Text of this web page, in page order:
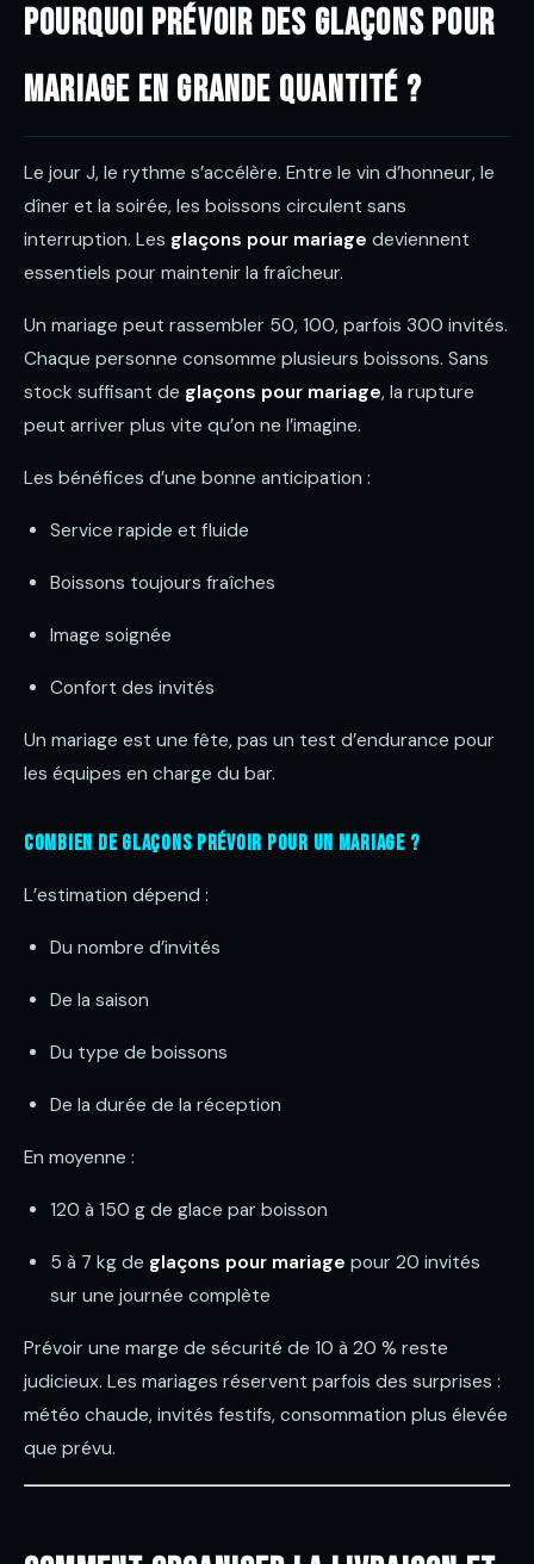
Pourquoi prévoir des glaçons pour
mariage en grande quantité ?
Le jour J, le rythme s’accélère. Entre le vin d’honneur, le
dîner et la soirée, les boissons circulent sans
interruption. Les glaçons pour mariage deviennent
essentiels pour maintenir la fraîcheur.
Un mariage peut rassembler 50, 100, parfois 300 invités.
Chaque personne consomme plusieurs boissons. Sans
stock suffisant de glaçons pour mariage, la rupture
peut arriver plus vite qu’on ne l’imagine.
Les bénéfices d’une bonne anticipation :
Service rapide et fluide
Boissons toujours fraîches
Image soignée
Confort des invités
Un mariage est une fête, pas un test d’endurance pour
les équipes en charge du bar.
Combien de glaçons prévoir pour un mariage ?
L’estimation dépend :
Du nombre d’invités
De la saison
Du type de boissons
De la durée de la réception
En moyenne :
120 à 150 g de glace par boisson
5 à 7 kg de glaçons pour mariage pour 20 invités
sur une journée complète
Prévoir une marge de sécurité de 10 à 20 % reste
judicieux. Les mariages réservent parfois des surprises :
météo chaude, invités festifs, consommation plus élevée
que prévu.